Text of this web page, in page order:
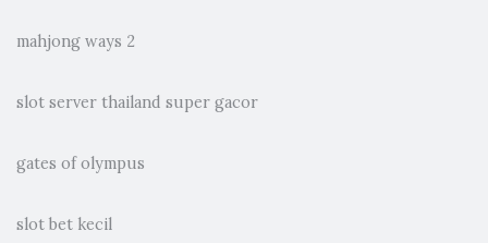
mahjong ways 2
slot server thailand super gacor
gates of olympus
slot bet kecil